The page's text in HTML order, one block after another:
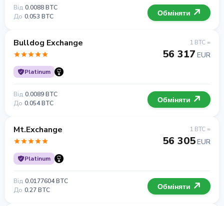
Від 0.0088 BTC
До 0.053 BTC Обміняти
Bulldog Exchange
Platinum
1 BTC =
56 317 EUR
Від 0.0089 BTC
До 0.054 BTC Обміняти
Mt.Exchange
Platinum
1 BTC =
56 305EUR
Від 0.0177604 BTC
До 0.27 BTC Обміняти